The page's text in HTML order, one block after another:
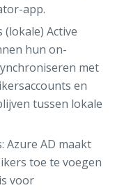
app.
Active
hun on-
met
en
tussen lokale
Azure AD maakt
toe te voegen
voor